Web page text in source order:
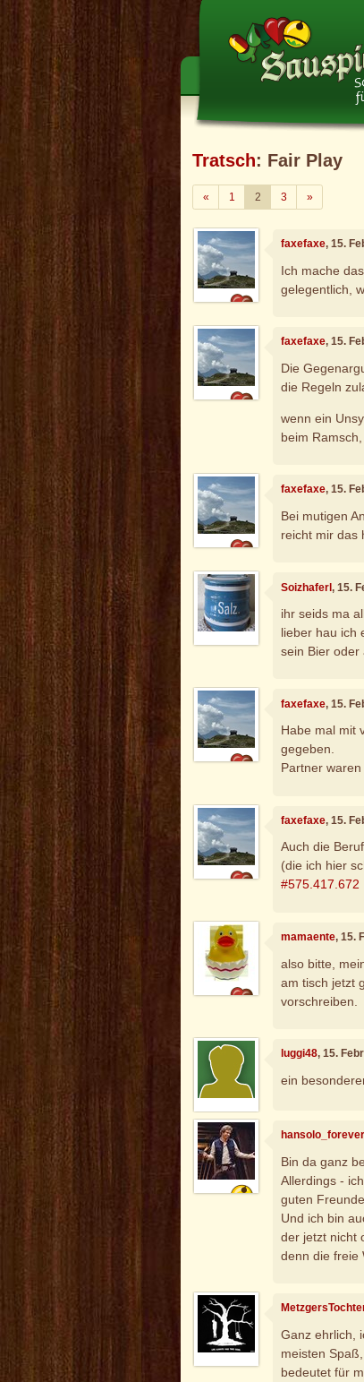
Tratsch: Fair Play
«Zurück
1 2 3 »Weiter
faxefaxe, 15.
Ich mache
gelegentlich,
faxefaxe, 15.
Die
die Regeln
wenn ein
beim
faxefaxe, 15.
Bei mutigen
reicht mir das
Soizhaferl, 15.
ihr seids ma
lieber hau ich
sein Bier oder
faxefaxe, 15.
Habe mal mit
gegeben.
Partner
faxefaxe, 15.
Auch die
(die ich hier
#575.417.672
mamaente, 15.
also bitte,
am tisch jetzt
vorschreiben.
luggi48, 15.
ein
hansolo_forever
Bin da ganz
Allerdings -
guten
Und ich bin
der jetzt nicht
denn die freie
Ganz ehrlich,
meisten
bedeutet für